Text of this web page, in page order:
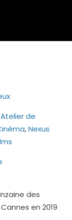
Atelier de
,Nexus
des
en 2019